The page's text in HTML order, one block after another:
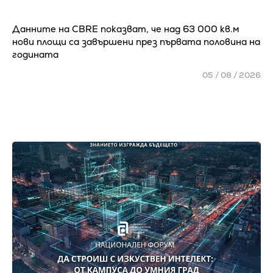
Данните на CBRE показват, че над 63 000 кв.м
нови площи са завършени през първата половина на
годината
05 / 08 / 2026